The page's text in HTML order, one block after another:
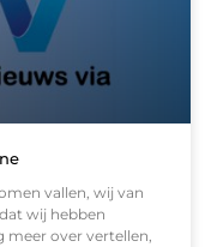
vallen, wij van
wij hebben
meer over vertellen,